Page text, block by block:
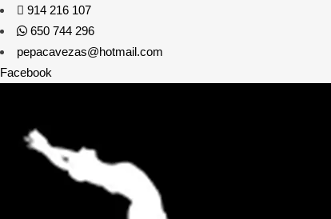
914 216 107
650 744 296
pepacavezas@hotmail.com
Facebook